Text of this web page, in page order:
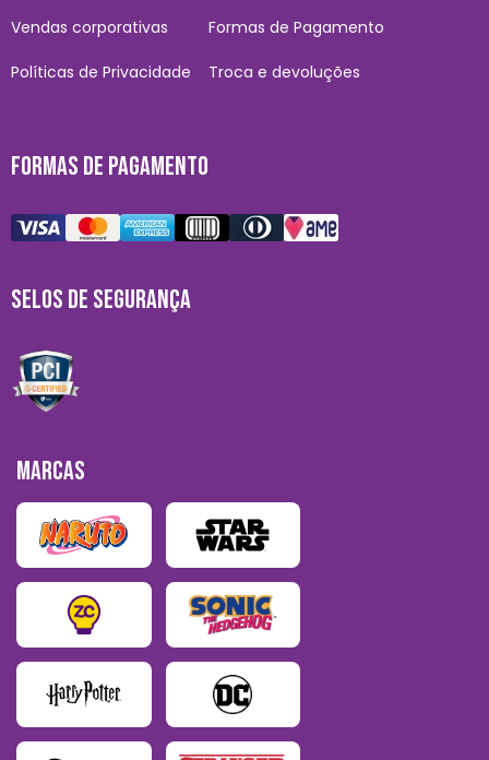
Vendas corporativas
Políticas de Privacidade
Formas de Pagamento
Troca e devoluções
FORMAS DE PAGAMENTO
SELOS DE SEGURANÇA
MARCAS